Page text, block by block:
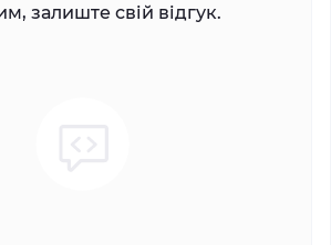
залиште свій відгук.